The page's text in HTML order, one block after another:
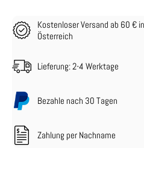
Kostenloser Versand ab 60 €
Österreich
Lieferung: 2-4 Werktage
Bezahle nach 30 Tagen
Zahlung per Nachname